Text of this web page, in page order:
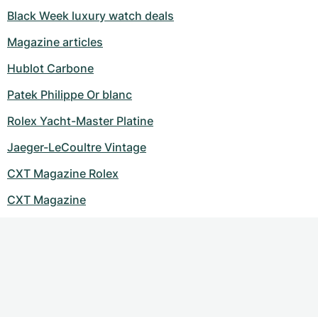
Black Week luxury watch deals
Magazine articles
Hublot Carbone
Patek Philippe Or blanc
Rolex Yacht-Master Platine
Jaeger-LeCoultre Vintage
CXT Magazine Rolex
CXT Magazine